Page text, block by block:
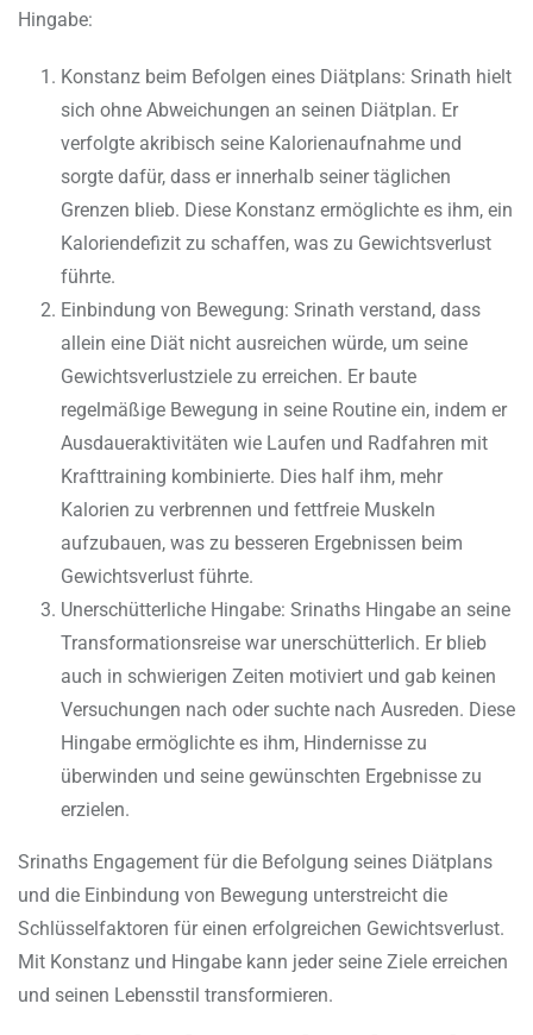
Hingabe:
Konstanz beim Befolgen eines Diätplans: Srinath hielt
sich ohne Abweichungen an seinen Diätplan. Er
verfolgte akribisch seine Kalorienaufnahme und
sorgte dafür, dass er innerhalb seiner täglichen
Grenzen blieb. Diese Konstanz ermöglichte es ihm, ein
Kaloriendefizit zu schaffen, was zu Gewichtsverlust
führte.
Einbindung von Bewegung: Srinath verstand, dass
allein eine Diät nicht ausreichen würde, um seine
Gewichtsverlustziele zu erreichen. Er baute
regelmäßige Bewegung in seine Routine ein, indem er
Ausdaueraktivitäten wie Laufen und Radfahren mit
Krafttraining kombinierte. Dies half ihm, mehr
Kalorien zu verbrennen und fettfreie Muskeln
aufzubauen, was zu besseren Ergebnissen beim
Gewichtsverlust führte.
Unerschütterliche Hingabe: Srinaths Hingabe an seine
Transformationsreise war unerschütterlich. Er blieb
auch in schwierigen Zeiten motiviert und gab keinen
Versuchungen nach oder suchte nach Ausreden. Diese
Hingabe ermöglichte es ihm, Hindernisse zu
überwinden und seine gewünschten Ergebnisse zu
erzielen.
Srinaths Engagement für die Befolgung seines Diätplans
und die Einbindung von Bewegung unterstreicht die
Schlüsselfaktoren für einen erfolgreichen Gewichtsverlust.
Mit Konstanz und Hingabe kann jeder seine Ziele erreichen
und seinen Lebensstil transformieren.